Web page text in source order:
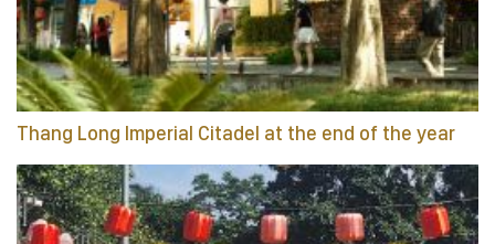
Thang Long Imperial Citadel at the end of the year